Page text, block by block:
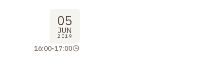
05
JUN
2019
16:00-17:00